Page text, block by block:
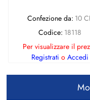
Confezione da: 10
Codice: 18118
Per visualizzare il
Registrati o Accedi